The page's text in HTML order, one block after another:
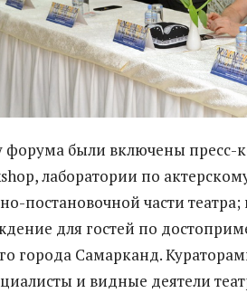
форума были включены пресс-
лаборатории по
постановочной части театра;
для гостей по
города Самарканд.
и видные деятели